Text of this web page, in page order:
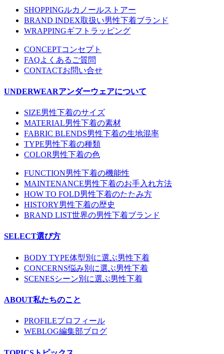
SHOPPINGルカノールストアー
BRAND INDEX取扱い男性下着ブランド
WRAPPINGギフトラッピング
CONCEPTコンセプト
FAQよくあるご質問
CONTACTお問い合せ
UNDERWEARアンダーウェアについて
SIZE男性下着のサイズ
MATERIAL男性下着の素材
FABRIC BLENDS男性下着の生地混率
TYPE男性下着の種類
COLOR男性下着の色
FUNCTION男性下着の機能性
MAINTENANCE男性下着のお手入れ方法
HOW TO FOLD男性下着のたたみ方
HISTORY男性下着の歴史
BRAND LIST世界の男性下着ブランド
SELECT選び方
BODY TYPE体型別に選ぶ男性下着
CONCERNS悩み別に選ぶ男性下着
SCENESシーン別に選ぶ男性下着
ABOUT私たちのこと
PROFILEプロフィール
WEBLOG編集部ブログ